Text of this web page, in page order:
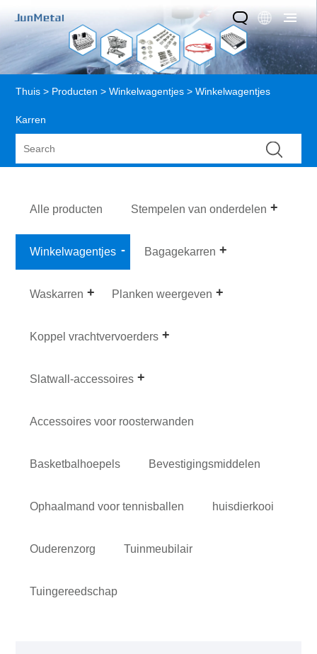
Thuis > Producten >Winkelwagentjes > Winkelwagentjes
Karren
Alle producten Stempelen van onderdelen
Winkelwagentjes Bagagekarren
Waskarren Planken weergeven
Koppel vrachtvervoerders
Slatwall-accessoires
Accessoires voor roosterwanden
Basketbalhoepels Bevestigingsmiddelen
Ophaalmand voor tennisballen huisdierkooi
Ouderenzorg Tuinmeubilair
Tuingereedschap